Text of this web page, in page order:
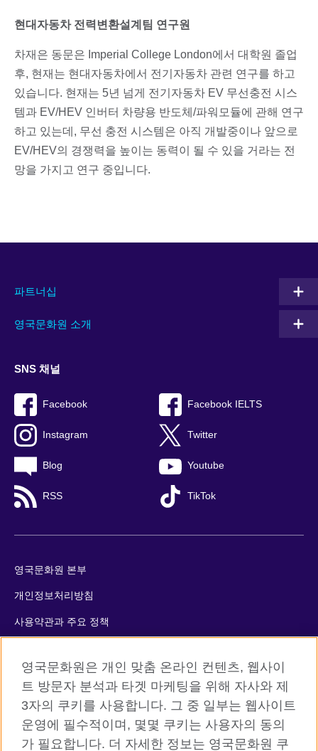
현대자동차 전력변환설계팀 연구원
차재은 동문은 Imperial College London에서 대학원 졸업
후, 현재는 현대자동차에서 전기자동차 관련 연구를 하고
있습니다. 현재는 5년 넘게 전기자동차 EV 무선충전 시스
템과 EV/HEV 인버터 차량용 반도체/파워모듈에 관해 연구
하고 있는데, 무선 충전 시스템은 아직 개발중이나 앞으로
EV/HEV의 경쟁력을 높이는 동력이 될 수 있을 거라는 전
망을 가지고 연구 중입니다.
파트너십
영국문화원 소개
SNS 채널
Facebook Facebook IELTS
Instagram Twitter
Blog Youtube
RSS TikTok
영국문화원 본부
개인정보처리방침
사용약관과 주요 정책
사이트맵
© 2026 British Council
The United Kingdom’s international organisation for cultural
영국문화원은 개인 맞춤 온라인 컨텐츠, 웹사이
트 방문자 분석과 타겟 마케팅을 위해 자사와 제
3자의 쿠키를 사용합니다. 그 중 일부는 웹사이트
운영에 필수적이며, 몇몇 쿠키는 사용자의 동의
가 필요합니다. 더 자세한 정보는 영국문화원 쿠